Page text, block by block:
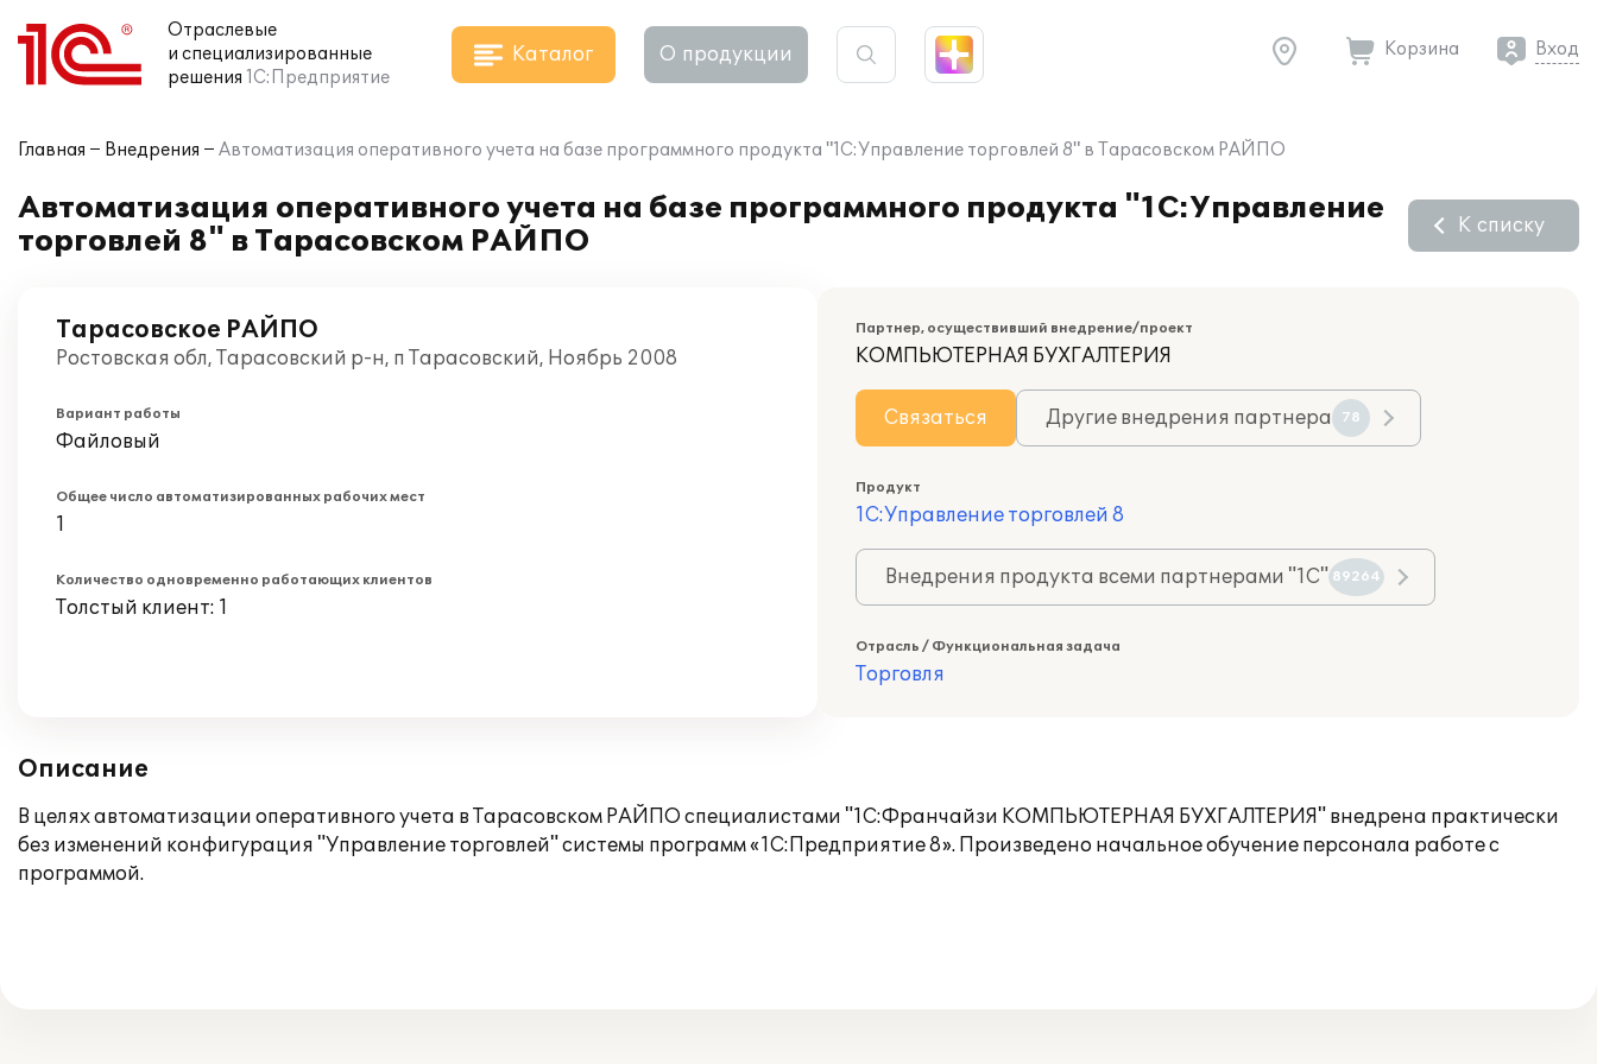
Отраслевые
и специализированные
решения 1С:Предприятие
Каталог О продукции Корзина Вход
Главная Внедрения Автоматизация оперативного учета на базе программного продукта "1С:Управление торговлей 8" в Тарасовском РАЙПО
Автоматизация оперативного учета на базе программного продукта "1С:Управление
торговлей 8" в Тарасовском РАЙПО
К списку
Тарасовское РАЙПО
Ростовская обл, Тарасовский р-н, п Тарасовский, Ноябрь 2008
Вариант работы
Файловый
Общее число автоматизированных рабочих мест
1
Количество одновременно работающих клиентов
Толстый клиент: 1
Партнер, осуществивший внедрение/проект
КОМПЬЮТЕРНАЯ БУХГАЛТЕРИЯ
Связаться Другие внедрения партнера 78
Продукт
1С:Управление торговлей 8
Внедрения продукта всеми партнерами "1С" 89264
Отрасль / Функциональная задача
Торговля
Описание
В целях автоматизации оперативного учета в Тарасовском РАЙПО специалистами "1С:Франчайзи КОМПЬЮТЕРНАЯ БУХГАЛТЕРИЯ" внедрена практически
без изменений конфигурация "Управление торговлей" системы программ «1С:Предприятие 8». Произведено начальное обучение персонала работе с
программой.